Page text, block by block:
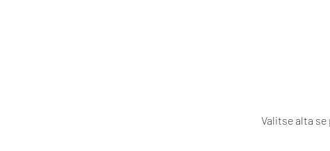
Valitse alta